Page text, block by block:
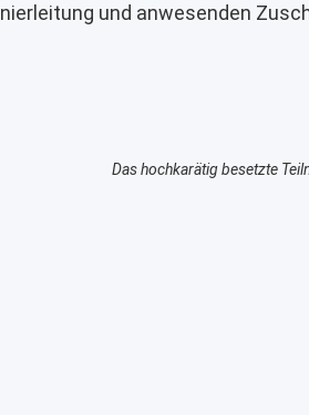
und anwesenden
Das hochkarätig besetzte